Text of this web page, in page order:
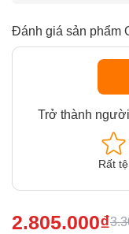
Đánh giá sản phẩm
Trở thành
Rất tệ
2.805.000₫